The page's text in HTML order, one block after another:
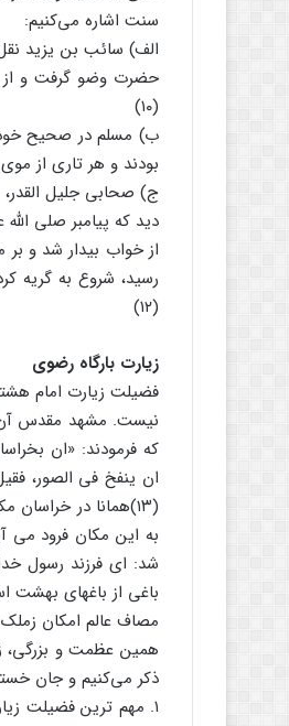
سنت اشاره می‌کنیم:
الف) سائب بن یزید
حضرت وضو گرفت و از
(۱۰)
ب) مسلم در صحیح خود
بودند و هر تاری از
ج) صحابی جلیل القدر،
دید که پیامبر صلی
از خواب بیدار شد و
رسید، شروع به گریه
(۱۲)
زیارت بارگاه رضوی
فضیلت زیارت امام
نیست. مشهد مقدس آن
که فرمودند: «ان
ان ینفخ فی الصور،
(۱۳)همانا در
به این مکان فرود می
شد: ای فرزند رسول
باغی از باغهای بهشت
مصاف عالم امکان
همین عظمت و بزرگی،
ذکر می‌کنیم و جان
۱. مهم ترین فضیلت